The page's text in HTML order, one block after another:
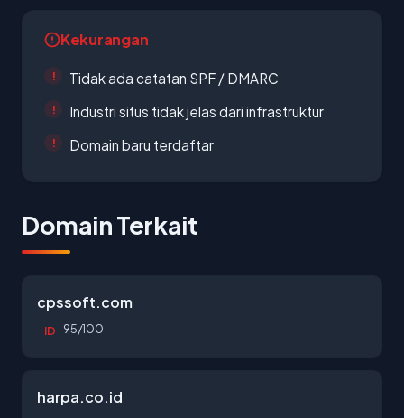
Kekurangan
Tidak ada catatan SPF / DMARC
Industri situs tidak jelas dari infrastruktur
Domain baru terdaftar
Domain Terkait
cpssoft.com
ID 95/100
harpa.co.id